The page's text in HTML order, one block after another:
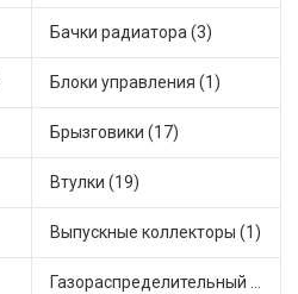
Бачки радиатора (3)
Блоки управления (1)
Брызговики (17)
Втулки (19)
Выпускные коллекторы (1)
Газораспределительный механизм (1)